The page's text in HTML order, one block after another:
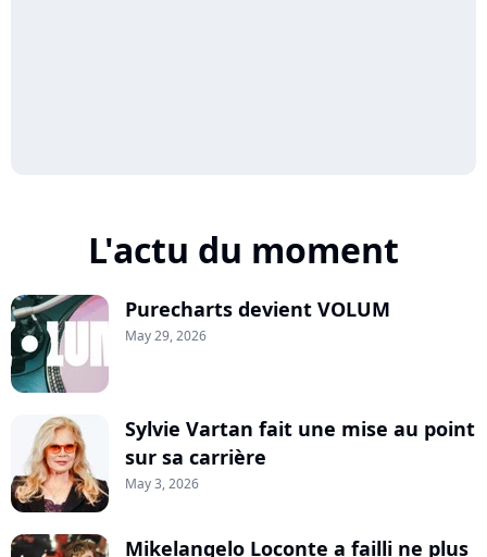
L'actu du moment
Purecharts devient VOLUM
May 29, 2026
Sylvie Vartan fait une mise au point
sur sa carrière
May 3, 2026
Mikelangelo Loconte a failli ne plus